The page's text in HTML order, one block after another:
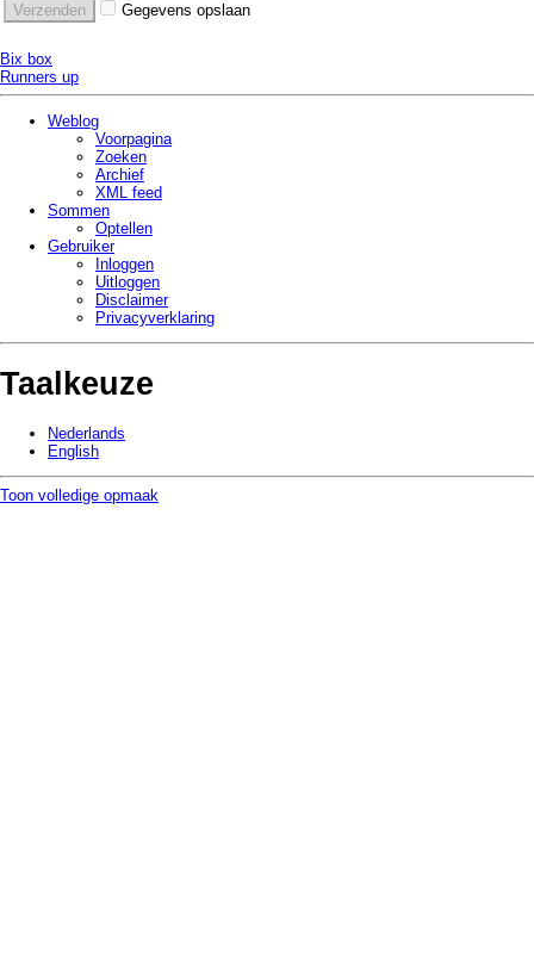
Gegevens opslaan
Bix box
Runners up
Weblog
Voorpagina
Zoeken
Archief
XML feed
Sommen
Optellen
Gebruiker
Inloggen
Uitloggen
Disclaimer
Privacy­verklaring
Taalkeuze
Nederlands
English
Toon volledige opmaak